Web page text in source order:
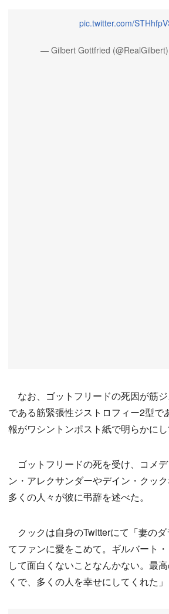
pic.twitter.com/
— Gilbert Gottfried (@RealGilbert)
なお、ゴットフリードの死因が筋
である筋緊張性ジストロフィー2型で
報がワシントンポスト紙で明らかにし
ゴットフリードの死を受け、コメ
ン・アレクサンダーやデイン・クッ
多くの人々が彼に弔辞を述べた。
クックは自身のTwitterにて「妻の
てファンに愛をこめて。ギルバート
して面白くないことなんかない。最
くで、多くの人を幸せにしてくれた」